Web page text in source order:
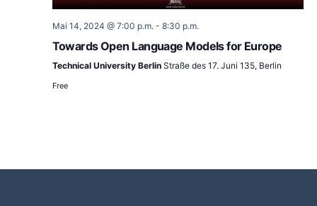
Mai 14, 2024 @ 7:00 p.m. - 8:30 p.m.
Towards Open Language Models for Europe
Technical University Berlin Straße des 17. Juni 135, Berlin
Free